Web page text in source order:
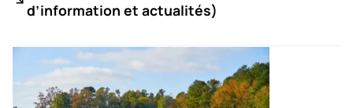
d’information et actualités)